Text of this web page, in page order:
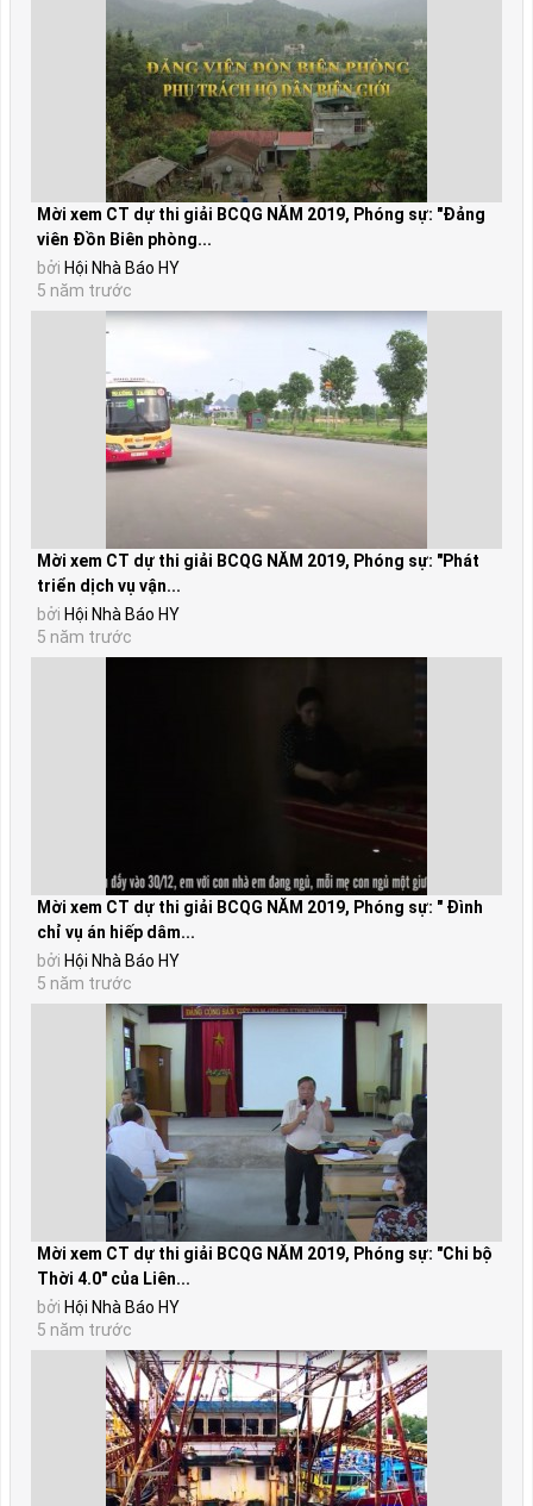
Mời xem CT dự thi giải BCQG NĂM 2019, Phóng sự: "Đảng
viên Đồn Biên phòng...
bởi Hội Nhà Báo HY
5 năm trước
Mời xem CT dự thi giải BCQG NĂM 2019, Phóng sự: "Phát
triển dịch vụ vận...
bởi Hội Nhà Báo HY
5 năm trước
Mời xem CT dự thi giải BCQG NĂM 2019, Phóng sự: " Đình
chỉ vụ án hiếp dâm...
bởi Hội Nhà Báo HY
5 năm trước
Mời xem CT dự thi giải BCQG NĂM 2019, Phóng sự: "Chi bộ
Thời 4.0" của Liên...
bởi Hội Nhà Báo HY
5 năm trước